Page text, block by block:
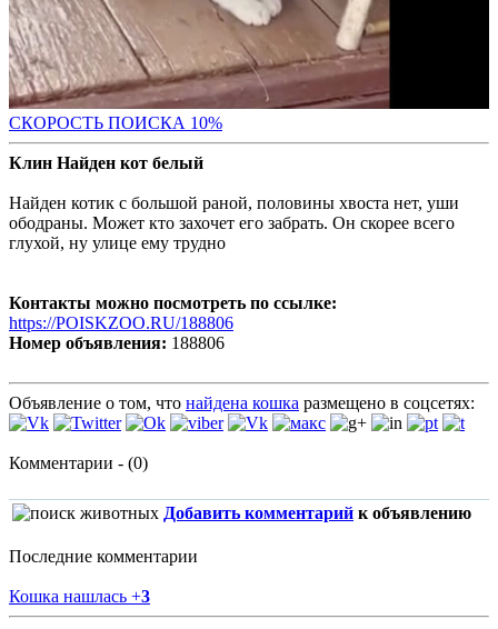
СКОРОСТЬ ПОИСКА 10%
Клин Найден кот белый
Найден котик с большой раной, половины хвоста нет, уши
ободраны. Может кто захочет его забрать. Он скорее всего
глухой, ну улице ему трудно
Контакты можно посмотреть по ссылке:
https://POISKZOO.RU/188806
Номер объявления: 188806
Объявление о том, что найдена кошка размещено в соцсетях:
Комментарии - (0)
Добавить комментарий к объявлению
Последние комментарии
Кошка нашлась +3